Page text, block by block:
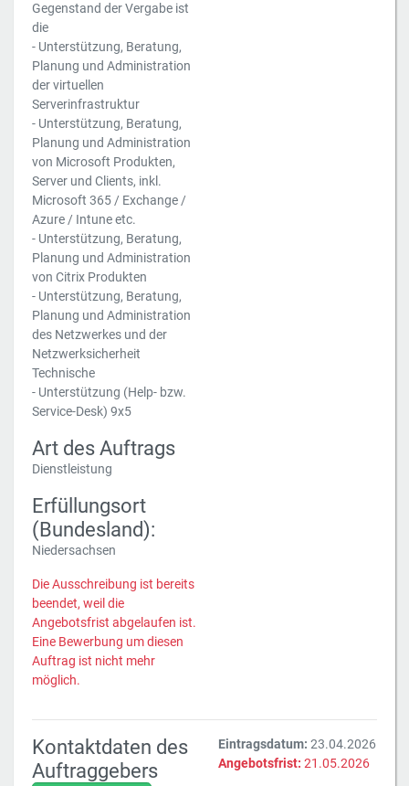
Gegenstand der Vergabe ist
die
- Unterstützung, Beratung,
Planung und Administration
der virtuellen
Serverinfrastruktur
- Unterstützung, Beratung,
Planung und Administration
von Microsoft Produkten,
Server und Clients, inkl.
Microsoft 365 / Exchange /
Azure / Intune etc.
- Unterstützung, Beratung,
Planung und Administration
von Citrix Produkten
- Unterstützung, Beratung,
Planung und Administration
des Netzwerkes und der
Netzwerksicherheit
Technische
- Unterstützung (Help- bzw.
Service-Desk) 9x5
Art des Auftrags
Dienstleistung
Erfüllungsort
(Bundesland):
Niedersachsen
Die Ausschreibung ist bereits
beendet, weil die
Angebotsfrist abgelaufen ist.
Eine Bewerbung um diesen
Auftrag ist nicht mehr
möglich.
Kontaktdaten des
Auftraggebers
Eintragsdatum: 23.04.2026
Angebotsfrist: 21.05.2026